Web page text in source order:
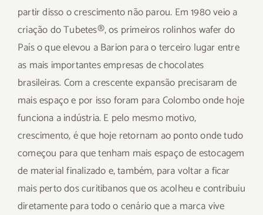
partir disso o crescimento não parou. Em 1980 veio a
criação do Tubetes®, os primeiros rolinhos wafer do
País o que elevou a Barion para o terceiro lugar entre
as mais importantes empresas de chocolates
brasileiras. Com a crescente expansão precisaram de
mais espaço e por isso foram para Colombo onde hoje
funciona a indústria. E pelo mesmo motivo,
crescimento, é que hoje retornam ao ponto onde tudo
começou para que tenham mais espaço de estocagem
de material finalizado e, também, para voltar a ficar
mais perto dos curitibanos que os acolheu e contribuiu
diretamente para todo o cenário que a marca vive